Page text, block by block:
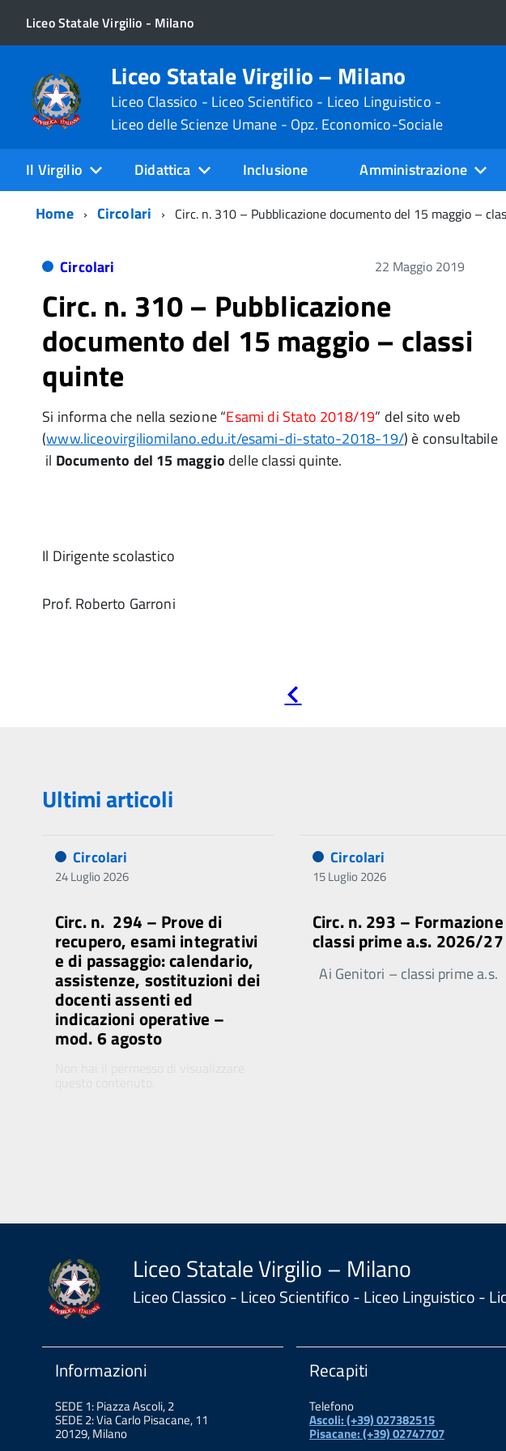
Liceo Statale Virgilio - Milano
Liceo Statale Virgilio – Milano
Liceo Classico - Liceo Scientifico - Liceo Linguistico -
Liceo delle Scienze Umane - Opz. Economico-Sociale
Il Virgilio Didattica Inclusione Amministrazione
Home
Circolari Circ. n. 310 – Pubblicazione documento del 15 maggio –
Circolari 22 Maggio 2019
Circ. n. 310 – Pubblicazione
documento del 15 maggio – classi
quinte
Si informa che nella sezione “Esami di Stato 2018/19” del sito web
(www.liceovirgiliomilano.edu.it/esami-di-stato-2018-19/) è consultabile
il Documento del 15 maggio delle classi quinte.
Il Dirigente scolastico
Prof. Roberto Garroni
precedente
Ultimi articoli
Circolari
24 Luglio 2026
Circ. n. 294 – Prove di
recupero, esami integrativi
e di passaggio: calendario,
assistenze, sostituzioni dei
docenti assenti ed
indicazioni operative –
mod. 6 agosto
Circolari
15 Luglio 2026
Circ. n. 293 – Formazione
classi prime a.s. 2026/27
Ai Genitori – classi prime a.s.
Liceo Statale Virgilio – Milano
Liceo Classico - Liceo Scientifico - Liceo Linguistico -
Informazioni
SEDE 1: Piazza Ascoli, 2
SEDE 2: Via Carlo Pisacane, 11
20129, Milano
Recapiti
Telefono
Ascoli: (+39) 027382515
Pisacane: (+39) 02747707